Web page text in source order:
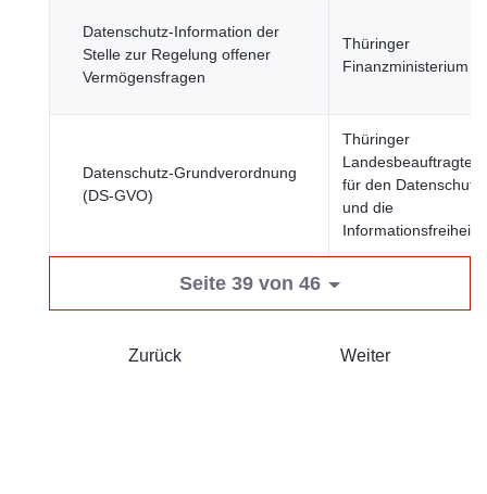
Datenschutz-Information der
Stelle zur Regelung offener
Vermögensfragen
Thüringer
Finanzministerium
Datenschutz-Grundverordnung
(DS-GVO)
Thüringer
Landesbeauftragter
für den Datenschutz
und die
Informationsfreiheit
Seite 39 von 46
Zurück Weiter